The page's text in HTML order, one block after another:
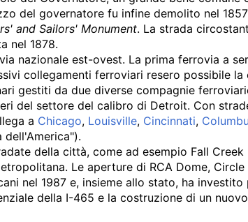
del governatore fu infine demolito nel
and Sailors' Monument. La strada
nel 1878.
nazionale est-ovest. La prima ferrovia a
collegamenti ferroviari resero possibile
gestiti da due diverse compagnie
del settore del calibro di Detroit. Con
a Chicago, Louisville, Cincinnati,
dell'America").
della città, come ad esempio Fall
Le aperture di RCA Dome,
nel 1987 e, insieme allo stato, ha
della I-465 e la costruzione di un